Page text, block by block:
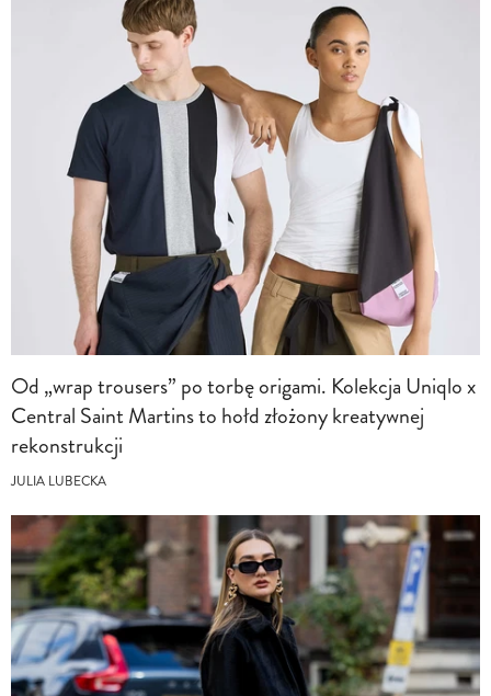
Od „wrap trousers” po torbę origami. Kolekcja Uniqlo x
Central Saint Martins to hołd złożony kreatywnej
rekonstrukcji
JULIA LUBECKA